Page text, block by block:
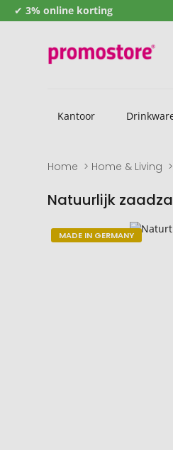
✔ 3% online korting
Kantoor
Home Home & Living
Natuurlijk
Naar
het
Naar
het
MADE IN GERMANY